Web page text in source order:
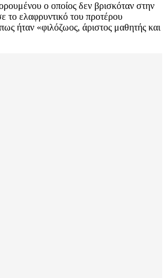
ο οποίος δεν βρισκόταν στην
το ελαφρυντικό του προτέρου
ήταν «φιλόζωος, άριστος μαθητής και